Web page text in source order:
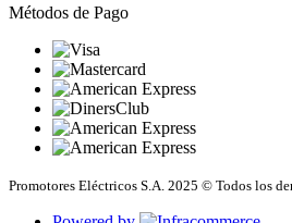
Métodos de Pago
Promotores Eléctricos S.A. 2025 © Todos los